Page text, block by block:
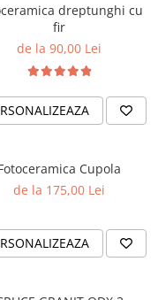
dreptunghi cu
fir
de la 90,00 Lei
Cupola
de la 175,00 Lei